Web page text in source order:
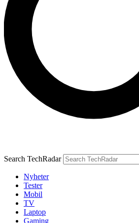
Search TechRadar
Nyheter
Tester
Mobil
TV
Laptop
Gaming